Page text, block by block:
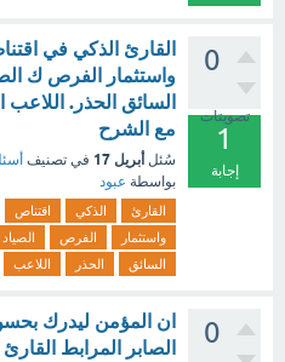
0
تصويتات
1
إجابة
القارئ الذكي في
واستثمار الفرص ك
السائق الحذر.
مع الشرح
سُئل أبريل 17 في تصنيف
بواسطة عبود
القارئ الذكي اقتناص
واستثمار
الفرص الصياد
السائق
الحذر اللاعب
0
ان المؤمن ليدرك
الصابر المرابط القارئ